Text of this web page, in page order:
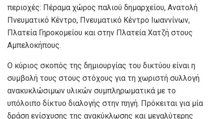
περιοχές: Πέραμα χώρος παλιού δημαρχείου, Ανατολή
Πνευματικό Κέντρο, Πνευματικό Κέντρο Ιωαννίνων,
Πλατεία Γηροκομείου και στην Πλατεία Χατζή στους
Αμπελοκήπους.
Ο κύριος σκοπός της δημιουργίας του δικτύου είναι η
συμβολή τους στους στόχους για τη χωριστή συλλογή
ανακυκλώσιμων υλικών συμπληρωματικά με το
υπόλοιπο δίκτυο διαλογής στην πηγή. Πρόκειται για μία
δράση ενίσχυσης της ανακύκλωσης και μεγαλύτερης